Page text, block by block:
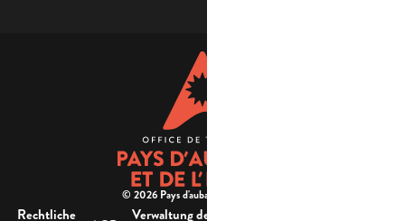
© 2026 Pays d'aubagne et de l'étoile -
Rechtliche Verwaltung der